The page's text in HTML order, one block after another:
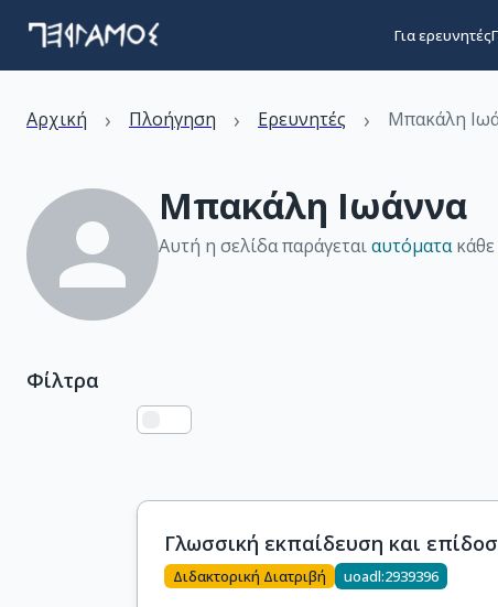
Για ερευνητές
Αρχική › Πλοήγηση › Ερευνητές › Μπακάλη
Μπακάλη Ιωάννα
Αυτή η σελίδα παράγεταιαυτόματακάθε
Φίλτρα
Διδακτορική Διατριβή uoadl:2939396